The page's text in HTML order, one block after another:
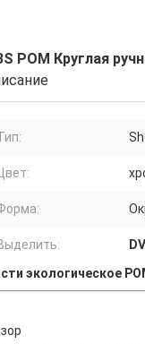
POM Круглая
экологическое